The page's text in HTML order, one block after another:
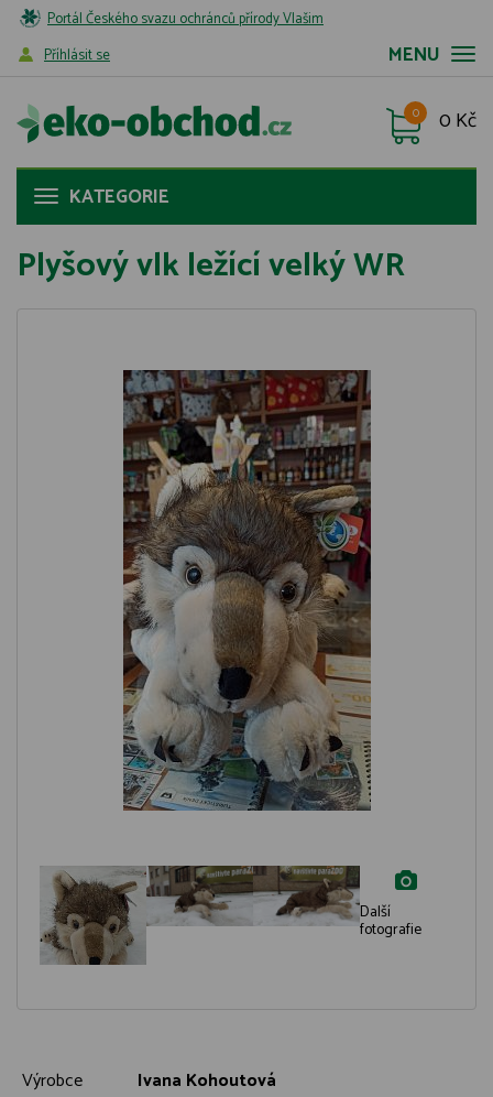
Portál Českého svazu ochránců přírody Vlašim
MENU
Příhlásit se
0 Kč
0
KATEGORIE
Plyšový vlk ležící velký WR
Další
fotografie
Výrobce
Ivana Kohoutová